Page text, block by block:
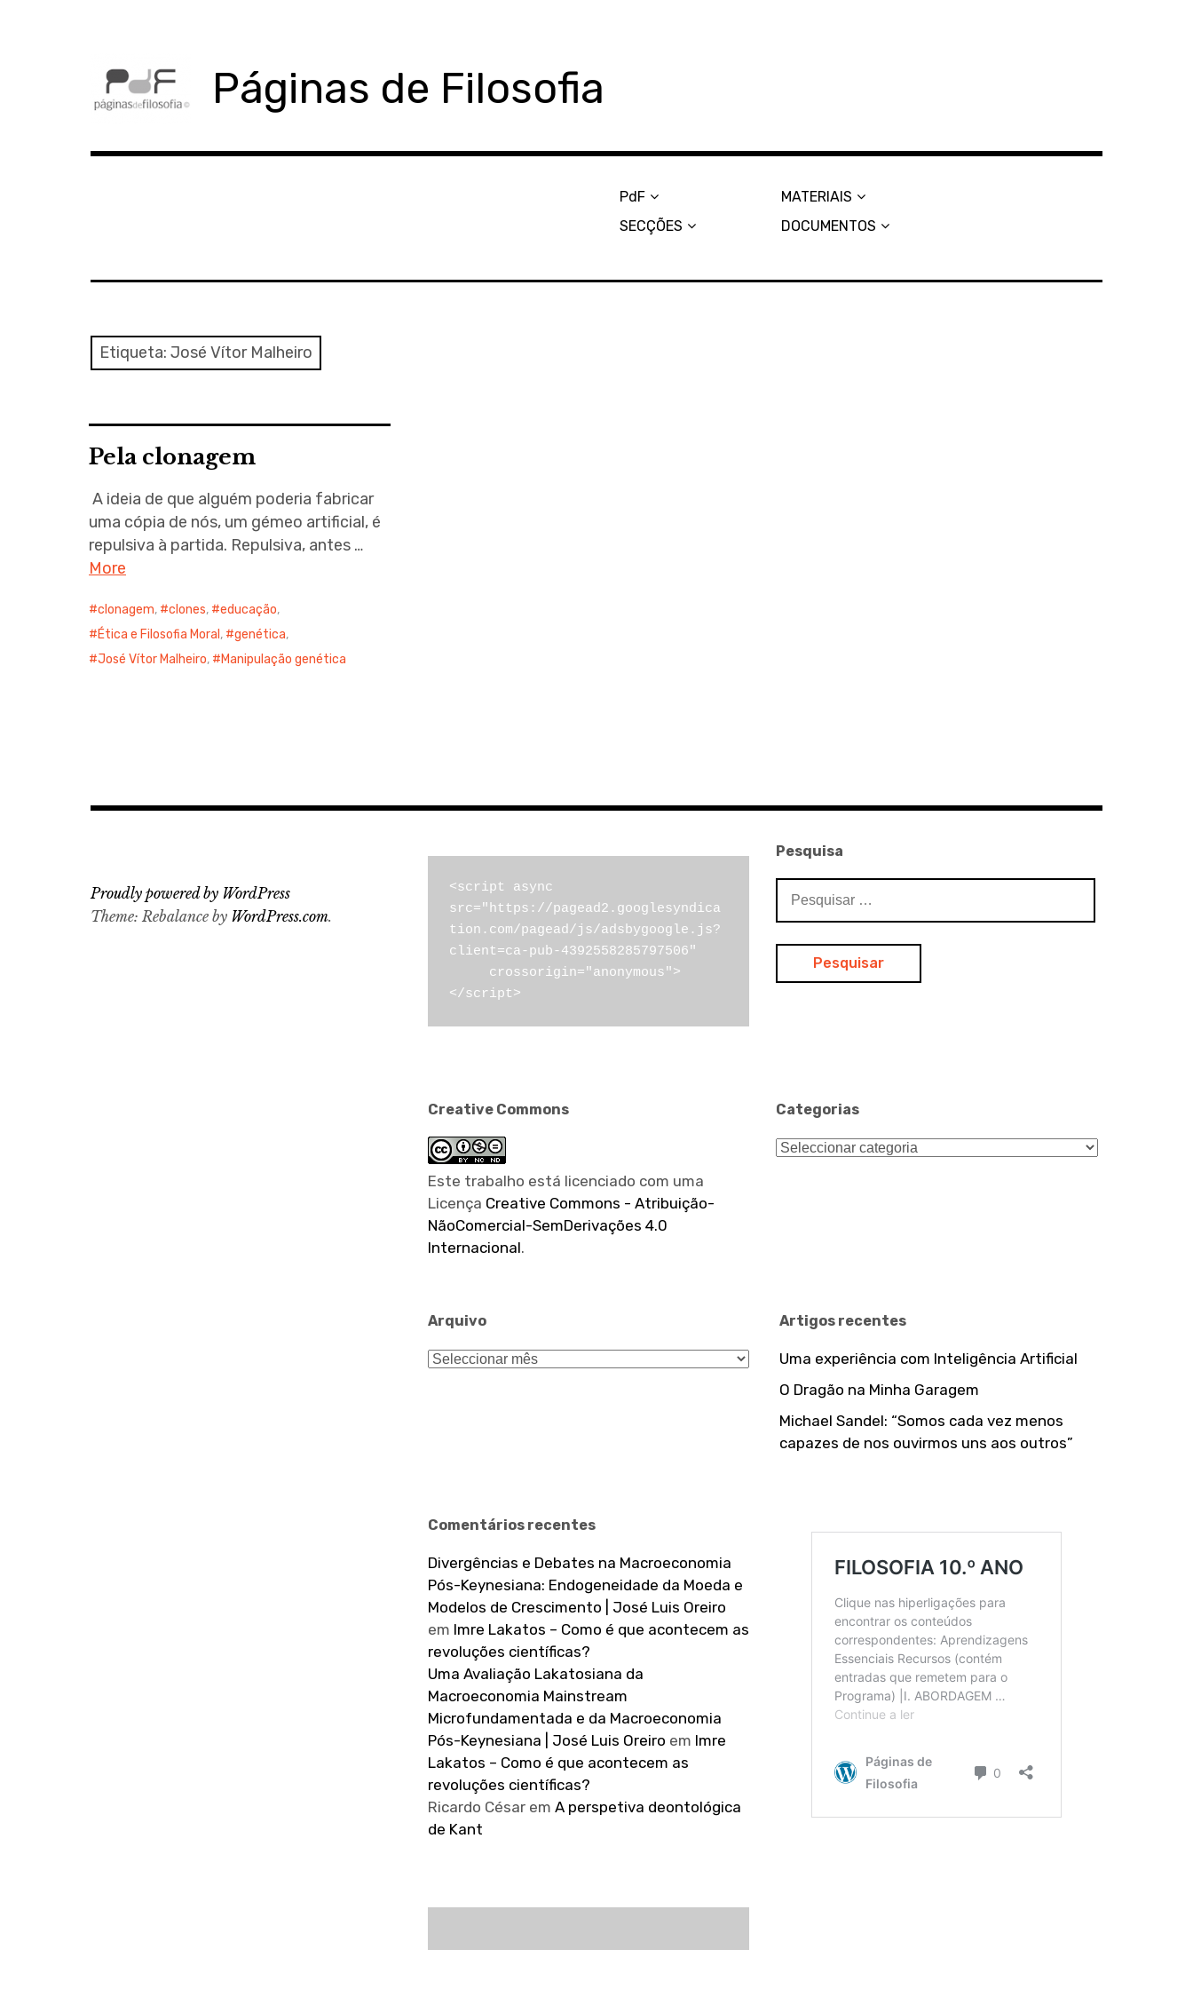
Páginas de Filosofia
PdF
SECÇÕES
MATERIAIS
DOCUMENTOS
Etiqueta: José Vítor Malheiro
Pela clonagem
A ideia de que alguém poderia fabricar
uma cópia de nós, um gémeo artificial, é
repulsiva à partida. Repulsiva, antes …
More
clonagem, clones, educação,
Ética e Filosofia Moral , genética,
José Vítor Malheiro, Manipulação genética
<script async
src="https://pagead2.googlesyndica
tion.com/pagead/js/adsbygoogle.js?
client=ca-pub-4392558285797506"
</script>
Pesquisa
por:
Creative Commons
Este trabalho está licenciado com uma
Licença Creative Commons - Atribuição-
NãoComercial-SemDerivações 4.0
Internacional.
Categorias
Categorias
Arquivo
Arquivo
Artigos recentes
Uma experiência com Inteligência Artificial
O Dragão na Minha Garagem
Michael Sandel: “Somos cada vez menos
capazes de nos ouvirmos uns aos outros”
Comentários recentes
Divergências e Debates na Macroeconomia
Pós-Keynesiana: Endogeneidade da Moeda e
Modelos de Crescimento | José Luis Oreiro
em Imre Lakatos – Como é que acontecem as
revoluções científicas?
Uma Avaliação Lakatosiana da
Macroeconomia Mainstream
Microfundamentada e da Macroeconomia
Pós-Keynesiana | José Luis Oreiro em Imre
Lakatos – Como é que acontecem as
revoluções científicas?
Ricardo César emA perspetiva deontológica
de Kant
Proudly powered by WordPress
Theme: Rebalance by WordPress.com.